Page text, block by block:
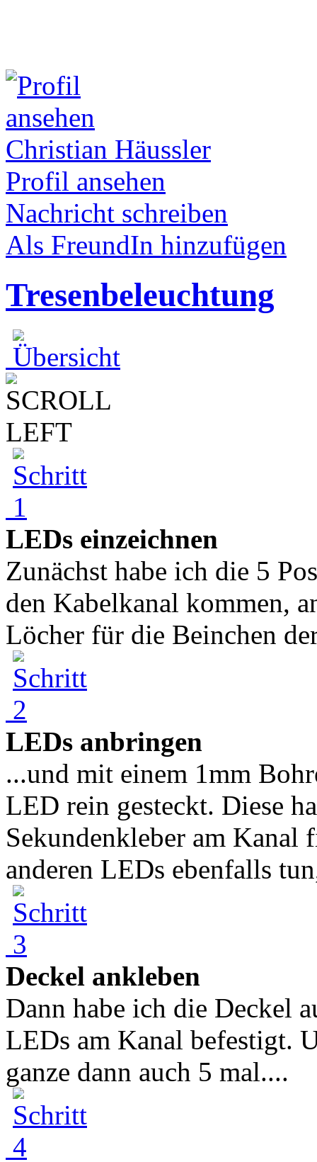
Christian Häussler
Profil ansehen
Nachricht schreiben
Als FreundIn hinzufügen
Tresenbeleuchtung
LEDs einzeichnen
Zunächst habe ich die 5
den Kabelkanal kommen,
Löcher für die Beinchen
LEDs anbringen
...und mit einem 1mm
LED rein gesteckt. Diese
Sekundenkleber am Kanal
anderen LEDs ebenfalls
Deckel ankleben
Dann habe ich die Deckel
LEDs am Kanal befestigt.
ganze dann auch 5 mal....